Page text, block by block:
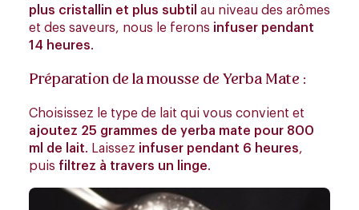
plus cristallin et plus subtil au niveau des arômes
et des saveurs, nous le ferons infuser pendant
14 heures.
Préparation de la mousse de Yerba Mate :
Choisissez le type de lait qui vous convient et
ajoutez 25 grammes de yerba mate pour 800
ml de lait. Laissez infuser pendant 6 heures,
puis filtrez à travers un linge.